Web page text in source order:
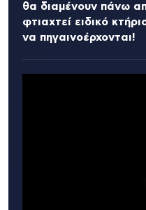
θα διαμένουν πάνω
φτιαχτεί ειδικό
να πηγαινοέρχονται!